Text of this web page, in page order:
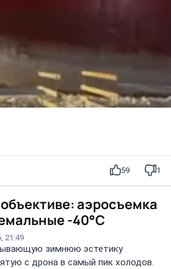
59 1
аэросъемка
-40°C
21:49
зимнюю эстетику
с дрона в самый пик холодов.